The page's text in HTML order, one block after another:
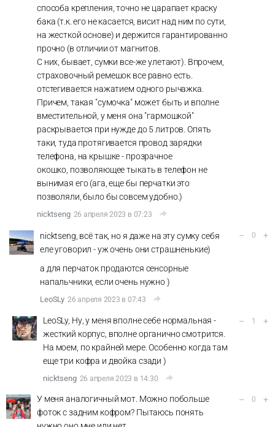
способа крепления, точно не царапает краску
бака (т.к. его не касается, висит над ним по сути,
на жесткой основе) и держится гарантированно
прочно (в отличии от магнитов.
С них, бывает, сумки все-же улетают). Впрочем,
страховочный ремешок все равно есть.
отстегивается нажатием одного рычажка.
Причем, такая "сумочка" может быть и вполне
вместительной, у меня она "гармошкой"
раскрывается при нужде до 5 литров. Опять
таки, туда протягивается провод зарядки
телефона, на крышке - прозрачное
окошко, позволяющее тыкать в телефон не
вынимая его (ага, еще бы перчатки это
позволяли, было бы совсем удобно.)
nicktseng 26 апреля 2023 в 07:23
nicktseng, всё так, но я даже на эту сумку себя
еле уговорил - уж очень они страшненькие)
а для перчаток продаются сенсорные
напальчники, если очень нужно )
LeoSLy 26 апреля 2023 в 07:43
– 0 +
LeoSLy, Ну, у меня вполне себе нормальная -
жесткий корпус, вполне органично смотрится.
На моем, по крайней мере. Особенно когда там
еще три кофра и двойка сзади )
nicktseng 26 апреля 2023 в 14:30
– 1 +
У меня аналогичный мот. Можно побольше
фоток с задним кофром? Пытаюсь понять
– 0 +